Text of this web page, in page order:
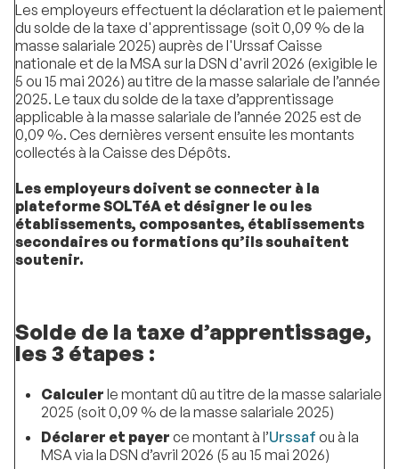
Les employeurs effectuent la déclaration et le paiement
du solde de la taxe d'apprentissage (soit 0,09 % de la
masse salariale 2025) auprès de l'Urssaf Caisse
nationale et de la MSA sur la DSN d'avril 2026 (exigible le
5 ou 15 mai 2026) au titre de la masse salariale de l’année
2025. Le taux du solde de la taxe d’apprentissage
applicable à la masse salariale de l’année 2025 est de
0,09 %. Ces dernières versent ensuite les montants
collectés à la Caisse des Dépôts.
Les employeurs doivent se connecter à la
plateforme SOLTéA et désigner le ou les
établissements, composantes, établissements
secondaires ou formations qu’ils souhaitent
soutenir.
Solde de la taxe d’apprentissage,
les 3 étapes :
Calculer le montant dû au titre de la masse salariale
2025 (soit 0,09 % de la masse salariale 2025)
Déclarer et payer ce montant à l’Urssaf ou à la
MSA via la DSN d’avril 2026 (5 au 15 mai 2026)